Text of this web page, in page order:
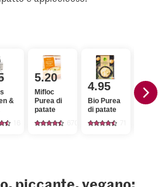
&
x
5.20
Mifloc
Purea di
patate
4.95
Bio Purea
di patate
M-